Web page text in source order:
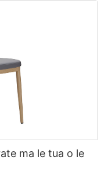
ma le tua o le